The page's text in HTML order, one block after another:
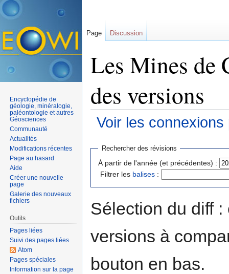
Les Mines de
des versions
Voir les
Rechercher des révisions
À partir de l'année (et précédentes) :
Filtrer les balises :
Sélection du diff
versions à
bouton en bas.
Page Discussion
Encyclopédie de
géologie, minéralogie,
paléontologie et autres
Géosciences
Communauté
Actualités
Modifications récentes
Page au hasard
Aide
Créer une nouvelle
page
Galerie des nouveaux
fichiers
Outils
Pages liées
Suivi des pages liées
Atom
Pages spéciales
Information sur la page